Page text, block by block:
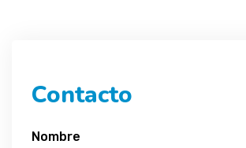
Contacto
Nombre